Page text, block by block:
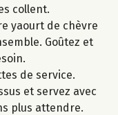
collent.
yaourt de chèvre
Goûtez et
de service.
et servez avec
plus attendre.